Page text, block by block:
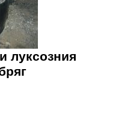
луксозния